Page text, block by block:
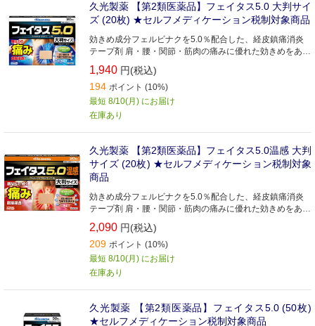
久光製薬 【第2類医薬品】フェイタス5.0 大判サイ
ズ (20枚) ★セルフメディケーション税制対象商品
効きめ成分フェルビナクを5.0％配合した、経皮鎮痛消炎
テープ剤 肩・腰・関節・筋肉の痛みに優れた効きめをあら
わします ビタミンE配合により、患部の血行を促進します
lメントール3.5％配合で、さわやかな清涼感です 微香性な
ので、就寝時や人前でも気になりません 全方向伸縮で、肌
にピッタリフィットします 腰などの広い部位を一枚でおお
える、大判サイズ 保存に便利なチャック付きです
1,940 円(税込)
194 ポイント (10%)
最短 8/10(月) にお届け
在庫あり
久光製薬 【第2類医薬品】フェイタス5.0温感 大判
サイズ (20枚) ★セルフメディケーション税制対象
商品
効きめ成分フェルビナクを5.0％配合した、経皮鎮痛消炎
テープ剤 肩・腰・関節・筋肉の痛みに優れた効きめをあら
わします ビタミンE配合により、患部の血行を促進します
ノニル酸ワニリルアミドのはたらきで、心地よい温感作用
をあらわします 微香性なので、就寝時や人前でも気になり
ません 全方向伸縮で、肌にピッタリフィットします 腰な
どの広い部位を一枚でおおえる、大判サイズ
2,090 円(税込)
209 ポイント (10%)
最短 8/10(月) にお届け
在庫あり
久光製薬 【第2類医薬品】フェイタス5.0 (50枚)
★セルフメディケーション税制対象商品